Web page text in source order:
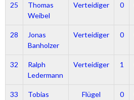
25
Thomas
Weibel
Verteidiger 0
28
Jonas
Banholzer
Verteidiger 0
32
Ralph
Ledermann
Verteidiger 1
33
Tobias
Flügel 0